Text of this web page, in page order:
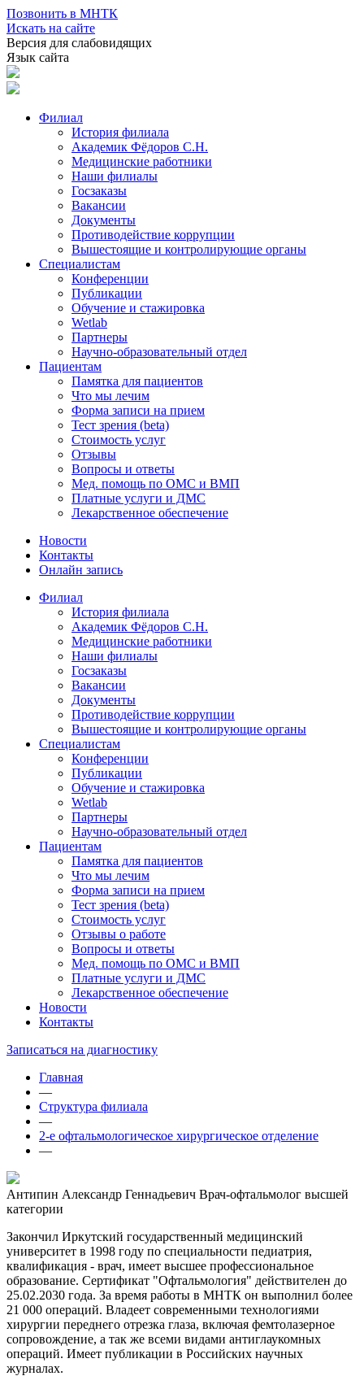
Позвонить в МНТК
Искать на сайте
Версия для слабовидящих
Язык сайта
Филиал
История филиала
Академик Фёдоров С.Н.
Медицинские работники
Наши филиалы
Госзаказы
Вакансии
Документы
Противодействие коррупции
Вышестоящие и контролирующие органы
Специалистам
Конференции
Публикации
Обучение и стажировка
Wetlab
Партнеры
Научно-образовательный отдел
Пациентам
Памятка для пациентов
Что мы лечим
Форма записи на прием
Тест зрения (beta)
Стоимость услуг
Отзывы
Вопросы и ответы
Мед. помощь по ОМС и ВМП
Платные услуги и ДМС
Лекарственное обеспечение
Новости
Контакты
Онлайн запись
Филиал
История филиала
Академик Фёдоров С.Н.
Медицинские работники
Наши филиалы
Госзаказы
Вакансии
Документы
Противодействие коррупции
Вышестоящие и контролирующие органы
Специалистам
Конференции
Публикации
Обучение и стажировка
Wetlab
Партнеры
Научно-образовательный отдел
Пациентам
Памятка для пациентов
Что мы лечим
Форма записи на прием
Тест зрения (beta)
Стоимость услуг
Отзывы о работе
Вопросы и ответы
Мед. помощь по ОМС и ВМП
Платные услуги и ДМС
Лекарственное обеспечение
Новости
Контакты
Записаться на диагностику
Главная
—
Структура филиала
—
2-е офтальмологическое хирургическое отделение
—
Антипин Александр Геннадьевич Врач-офтальмолог высшей
категории
Закончил Иркутский государственный медицинский
университет в 1998 году по специальности педиатрия,
квалификация - врач, имеет высшее профессиональное
образование. Сертификат "Офтальмология" действителен до
25.02.2030 года. За время работы в МНТК он выполнил более
21 000 операций. Владеет современными технологиями
хирургии переднего отрезка глаза, включая фемтолазерное
сопровождение, а так же всеми видами антиглаукомных
операций. Имеет публикации в Российских научных
журналах.